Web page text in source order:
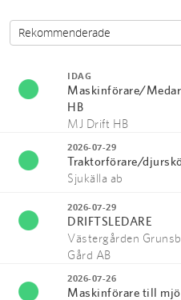
IDAG
Maskinförare/
HB
MJ Drift HB
2026-07-29
Traktorförare/
Sjukälla ab
2026-07-29
DRIFTSLEDARE
Västergården
Gård AB
2026-07-26
Maskinförare till